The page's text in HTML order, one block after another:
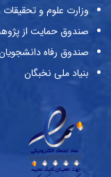
وزارت علوم و تحقیقات
صندوق حمایت از
صندوق رفاه
بنیاد ملی نخبگان